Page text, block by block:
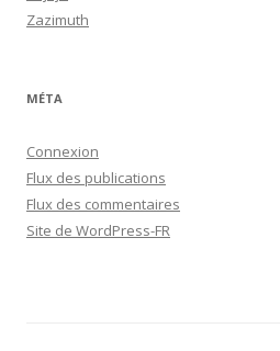
Zazimuth
MÉTA
Connexion
Flux des publications
Flux des commentaires
Site de WordPress-FR